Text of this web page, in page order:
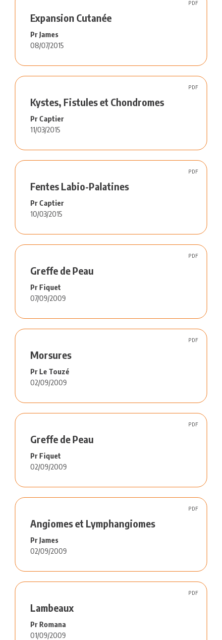
Expansion Cutanée
Pr James
08/07/2015
PDF
Kystes, Fistules et Chondromes
Pr Captier
11/03/2015
PDF
Fentes Labio-Palatines
Pr Captier
10/03/2015
PDF
Greffe de Peau
Pr Fiquet
07/09/2009
PDF
Morsures
Pr Le Touzé
02/09/2009
PDF
Greffe de Peau
Pr Fiquet
02/09/2009
PDF
Angiomes et Lymphangiomes
Pr James
02/09/2009
PDF
Lambeaux
Pr Romana
01/09/2009
PDF